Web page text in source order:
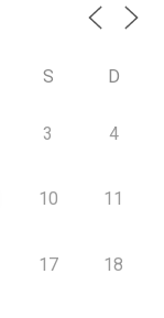
S D
3 4
10 11
17 18